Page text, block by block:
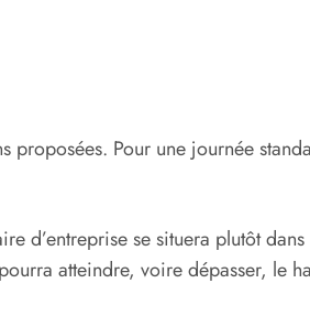
proposées. Pour une journée
d’entreprise se situera plutôt
atteindre, voire dépasser, le